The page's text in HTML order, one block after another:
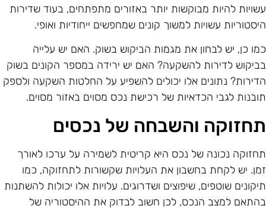
להיות מבוקשות יותר באזורים מתפתחים, בעוד שדירות
עשויות למשוך קונים שמחפשים ייחודיות ואופי.
כן, יש לבחון את מגמות הביקוש בשוק. האם יש עלייה
לדירות להשקעה? האם יש ירידה במספר הקונים בשוק
נתונים אלו יכולים להשפיע על החלטות השקעה ולספק
לגבי הכדאיות של רכישת נכס מסוים באזור מסוים.
והשבחה של נכסים
נכונה של נכס היא קריטית לשמירה על ערכו לאורך
יש לקחת בחשבון את העלויות שקשורות לתחזוקה, כמו
שוטפים, שיפוצים ושדרוגים. עלויות אלו יכולות להשתנות
למצב הנכס, לכן חשוב לבדוק את ההיסטוריה של